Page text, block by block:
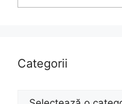
Categorii
Categorii